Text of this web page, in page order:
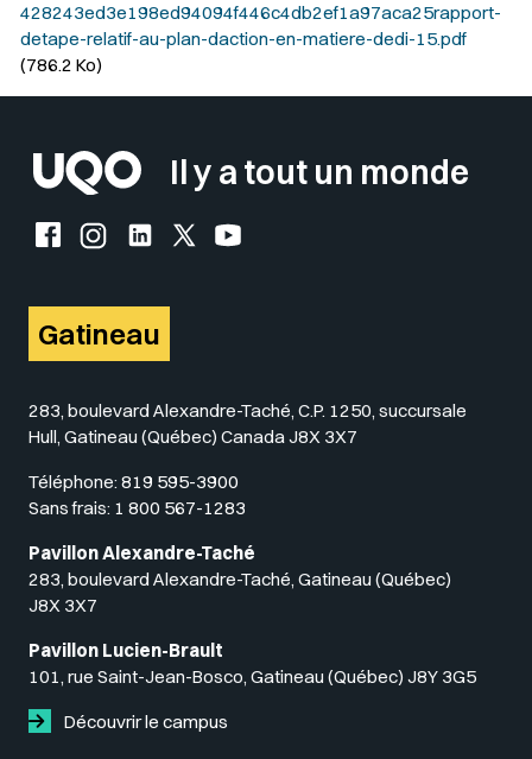
428243ed3e198ed94094f446c4db2ef1a97aca25rapport-
detape-relatif-au-plan-daction-en-matiere-dedi-15.pdf
(786.2 Ko)
Il y a tout un monde
Facebook de l'UQO
Instagram de l'UQO
LinkedIn de l'UQO
X (Twitter) de l'UQO
YouTube de l'UQO
Gatineau
283, boulevard Alexandre-Taché, C.P. 1250, succursale
Hull, Gatineau (Québec) Canada J8X 3X7
Téléphone: 819 595-3900
Sans frais: 1 800 567-1283
Pavillon Alexandre-Taché
283, boulevard Alexandre-Taché, Gatineau (Québec)
J8X 3X7
Pavillon Lucien-Brault
101, rue Saint-Jean-Bosco, Gatineau (Québec) J8Y 3G5
Découvrir le campus